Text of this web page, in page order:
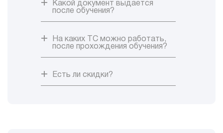
Какой документ выдается
после обучения?
На каких ТС можно работать,
после прохождения обучения?
Есть ли скидки?